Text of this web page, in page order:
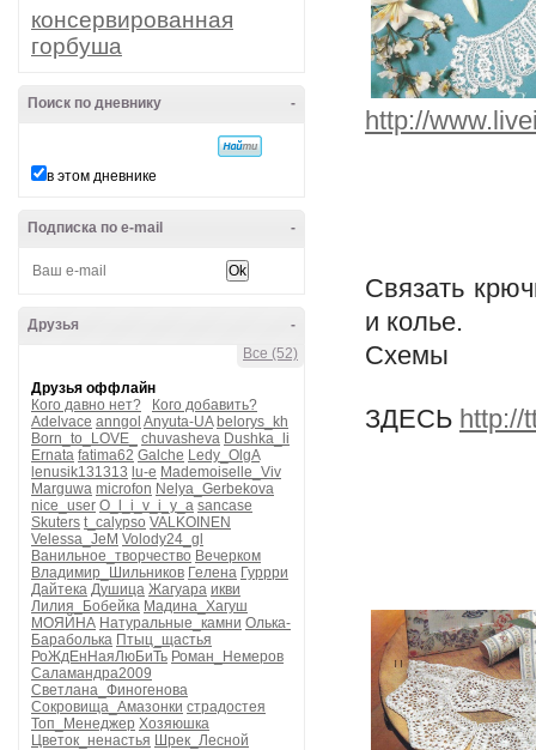
консервированная
горбуша
-
Поиск по дневнику
в этом дневнике
-
Подписка по e-mail
-
Друзья
Все (52)
Друзья оффлайн
Кого давно нет?
Кого добавить?
Adelvace anngol Anyuta-UA belorys_kh
Born_to_LOVE_
chuvasheva Dushka_li
Ernata fatima62 Galche Ledy_OlgA
lenusik131313 lu-e Mademoiselle_Viv
Marguwa microfon Nelya_Gerbekova
nice_user O_l_i_v_i_y_a sancase
Skuters t_calypso VALKOINEN
Velessa_JeM Volody24_gl
Ванильное_творчество Вечерком
Владимир_Шильников Гелена Гуррри
Дайтека Душица Жагуара икви
Лилия_Бобейка Мадина_Хагуш
МОЯЙНА Натуральные_камни Олька-
Бараболька Птыц_щастья
РоЖдЕнНаяЛюБиТь Роман_Немеров
Саламандра2009
Светлана_Финогенова
Сокровища_Амазонки страдостея
Топ_Менеджер Хозяюшка
Цветок_ненастья Шрек_Лесной
http://
Связать
и колье.
ЗДЕСЬ http://